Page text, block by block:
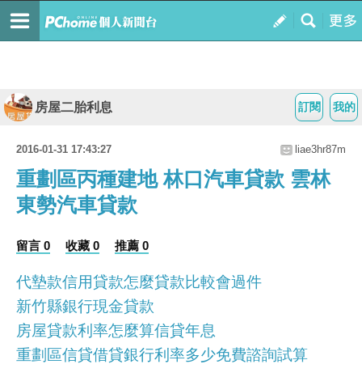
我的
訂閱
房屋二胎利息
2016-01-31 17:43:27 liae3hr87m
重劃區丙種建地 林口汽車貸款 雲林
東勢汽車貸款
留言 0 收藏 0 推薦 0
代墊款信用貸款怎麼貸款比較會過件
新竹縣銀行現金貸款
房屋貸款利率怎麼算信貸年息
重劃區信貸借貸銀行利率多少免費諮詢試算